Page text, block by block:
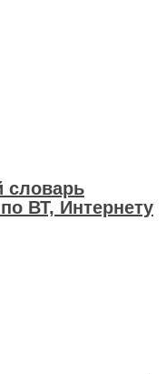
словарь
ВТ, Интернету